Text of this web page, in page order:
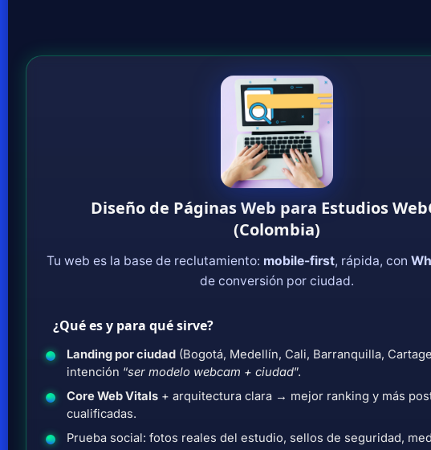
Diseño de Páginas Web para Estudios
(Colombia)
Tu web es la base de reclutamiento: mobile-first, rápida, con
de conversión por ciudad.
¿Qué es y para qué sirve?
Landing por ciudad (Bogotá, Medellín, Cali, Barranquilla,
intención “ser modelo webcam + ciudad”.
Core Web Vitals + arquitectura clara → mejor ranking y más
cualificadas.
Prueba social: fotos reales del estudio, sellos de seguridad,